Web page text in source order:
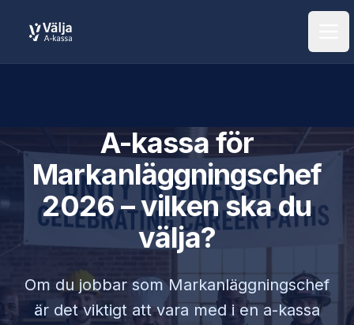
A-kassa för
Markanläggningschef
2026 – vilken ska du
välja?
Om du jobbar somMarkanläggningschef
är det viktigt att vara med i en a-kassa